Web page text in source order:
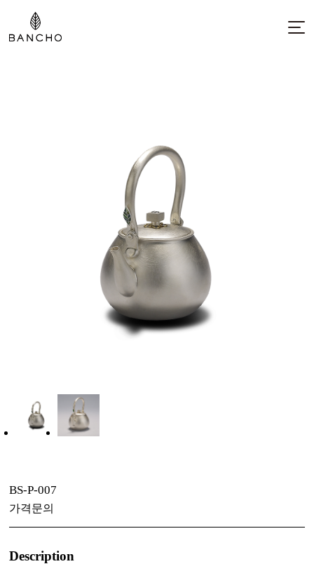
BS-P-007
가격문의
Description